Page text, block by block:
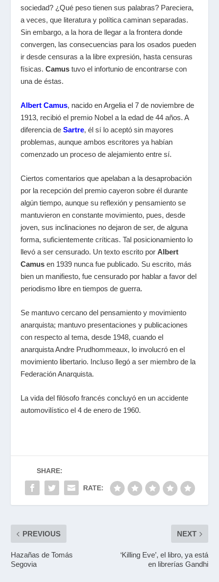
sociedad? ¿Qué peso tienen sus palabras? Pareciera,
a veces, que literatura y política caminan separadas.
Sin embargo, a la hora de llegar a la frontera donde
convergen, las consecuencias para los osados pueden
ir desde censuras a la libre expresión, hasta censuras
físicas.Camus tuvo el infortunio de encontrarse con
una de éstas.
Albert Camus, nacido en Argelia el 7 de noviembre de
1913, recibió el premio Nobel a la edad de 44 años. A
diferencia deSartre, él sí lo aceptó sin mayores
problemas, aunque ambos escritores ya habían
comenzado un proceso de alejamiento entre sí.
Ciertos comentarios que apelaban a la desaprobación
por la recepción del premio cayeron sobre él durante
algún tiempo, aunque su reflexión y pensamiento se
mantuvieron en constante movimiento, pues, desde
joven, sus inclinaciones no dejaron de ser, de alguna
forma, suficientemente críticas. Tal posicionamiento lo
llevó a ser censurado. Un texto escrito porAlbert
Camus en 1939 nunca fue publicado. Su escrito, más
bien un manifiesto, fue censurado por hablar a favor del
periodismo libre en tiempos de guerra.
Se mantuvo cercano del pensamiento y movimiento
anarquista; mantuvo presentaciones y publicaciones
con respecto al tema, desde 1948, cuando el
anarquista Andre Prudhommeaux, lo involucró en el
movimiento libertario. Incluso llegó a ser miembro de la
Federación Anarquista.
La vida del filósofo francés concluyó en un accidente
automovilístico el 4 de enero de 1960.
SHARE:
RATE:
PREVIOUS
Hazañas de Tomás
Segovia
NEXT
‘Killing Eve’, el libro, ya está
en librerías Gandhi